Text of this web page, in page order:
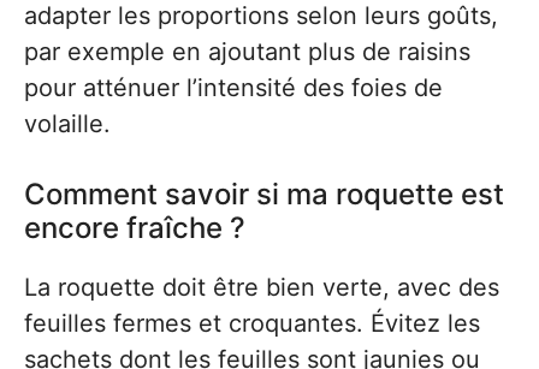
adapter les proportions selon leurs goûts,
par exemple en ajoutant plus de raisins
pour atténuer l’intensité des foies de
volaille.
Comment savoir si ma roquette est
encore fraîche ?
La roquette doit être bien verte, avec des
feuilles fermes et croquantes. Évitez les
sachets dont les feuilles sont jaunies ou